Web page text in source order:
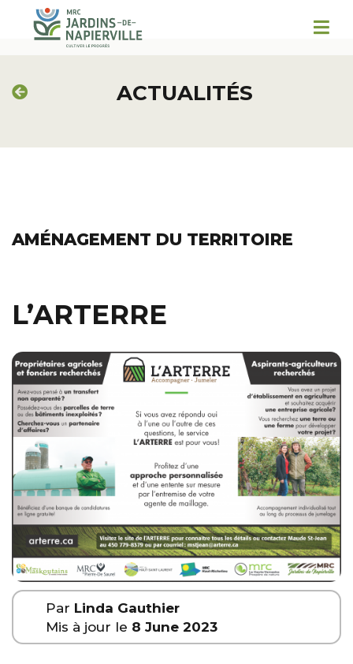
ACTUALITÉS
AMÉNAGEMENT DU TERRITOIRE
L’ARTERRE
Par Linda Gauthier
Mis à jour le 8 June 2023